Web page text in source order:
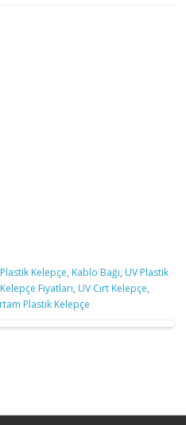
Kelepçe, Kablo Bağı, UV Plastik
Fiyatları, UV Cırt Kelepçe,
Plastik Kelepçe